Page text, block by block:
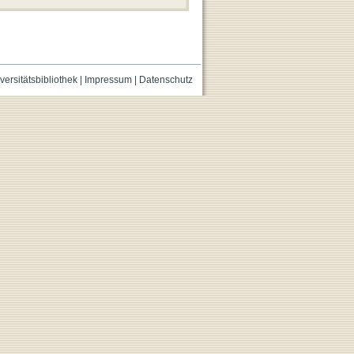
| Impressum| Datenschutz